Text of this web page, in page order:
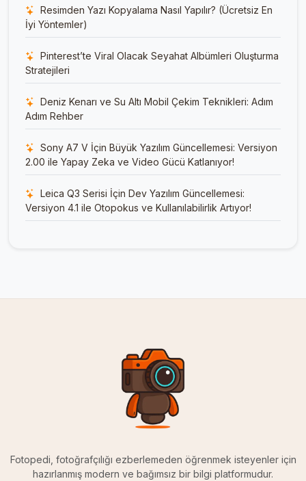
Resimden Yazı Kopyalama Nasıl Yapılır? (Ücretsiz En
İyi Yöntemler)
Pinterest’te Viral Olacak Seyahat Albümleri Oluşturma
Stratejileri
Deniz Kenarı ve Su Altı Mobil Çekim Teknikleri: Adım
Adım Rehber
Sony A7 V İçin Büyük Yazılım Güncellemesi: Versiyon
2.00 ile Yapay Zeka ve Video Gücü Katlanıyor!
Leica Q3 Serisi İçin Dev Yazılım Güncellemesi:
Versiyon 4.1 ile Otopokus ve Kullanılabilirlik Artıyor!
Fotopedi, fotoğrafçılığı ezberlemeden öğrenmek isteyenler için
hazırlanmış modern ve bağımsız bir bilgi platformudur.